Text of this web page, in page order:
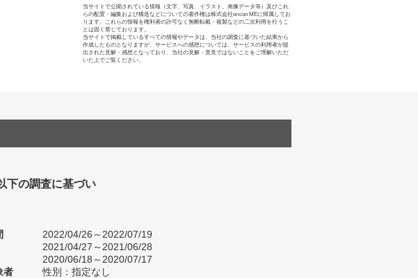
当サイトで公開されている情報（文字、写真、イラスト、画像データ等）及びこれ
らの配置・編集および構造などについての著作権は株式会社oricon MEに帰属してお
ります。これらの情報を権利者の許可なく無断転載・複製などの二次利用を行うこ
とは固く禁じております。
当サイトで掲載しているすべての情報やデータは、当社の調査に基づいた結果から
作成したものとなりますが、サービスへの感想については、サービスの利用者が提
出された見解・感想となっており、当社の見解・意見ではないことをご理解いただ
いた上でご覧ください。
下の調査に基づい
2022/04/26～2022/07/19
2021/04/27～2021/06/28
2020/06/18～2020/07/17
者
性別：指定なし